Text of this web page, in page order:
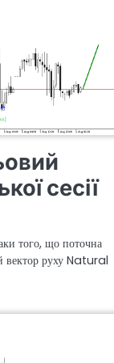
сесії
того, що поточна
вектор руху Natural